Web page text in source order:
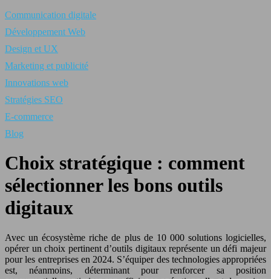
Communication digitale
Développement Web
Design et UX
Marketing et publicité
Innovations web
Stratégies SEO
E-commerce
Blog
Choix stratégique : comment
sélectionner les bons outils
digitaux
Avec un écosystème riche de plus de 10 000 solutions logicielles,
opérer un choix pertinent d’outils digitaux représente un défi majeur
pour les entreprises en 2024. S’équiper des technologies appropriées
est, néanmoins, déterminant pour renforcer sa position